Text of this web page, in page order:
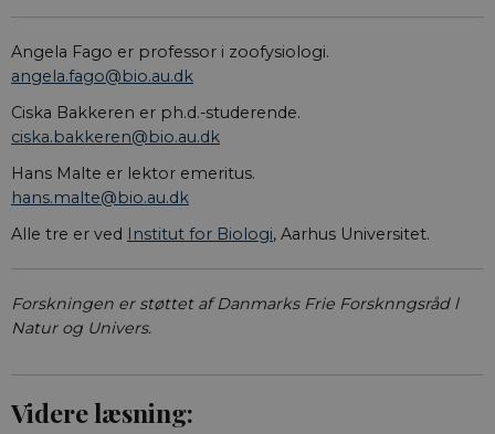
Angela Fago er professor i zoofysiologi.
angela.fago@bio.au.dk
Ciska Bakkeren er ph.d.-studerende.
ciska.bakkeren@bio.au.dk
Hans Malte er lektor emeritus.
hans.malte@bio.au.dk
Alle tre er ved Institut for Biologi, Aarhus Universitet.
Forskningen er støttet af Danmarks Frie Forsknngsråd l
Natur og Univers.
Videre læsning: